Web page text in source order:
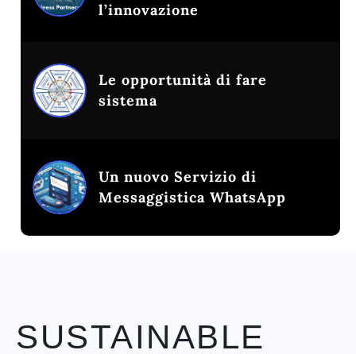
l’innovazione
Le opportunità di fare
sistema
Un nuovo Servizio di
Messaggistica WhatsApp
SUSTAINABLE